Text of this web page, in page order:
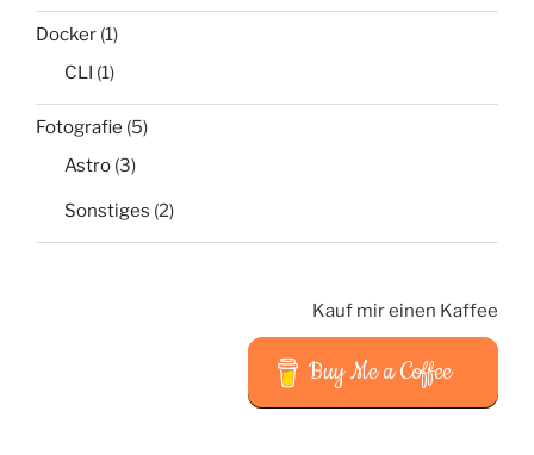
Docker (1)
CLI (1)
Fotografie (5)
Astro (3)
Sonstiges (2)
Kauf mir einen Kaffee
Buy Me a Coffee